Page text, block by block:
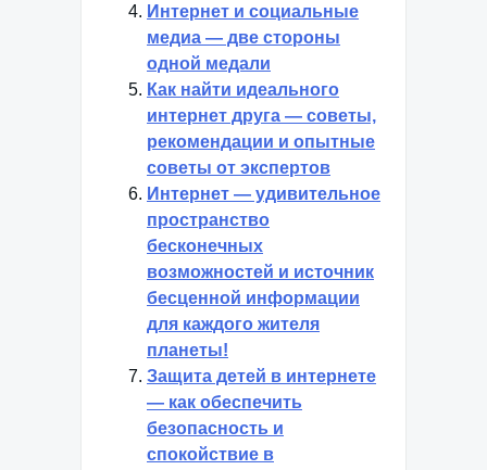
Интернет и социальные
медиа — две стороны
одной медали
Как найти идеального
интернет друга — советы,
рекомендации и опытные
советы от экспертов
Интернет — удивительное
пространство
бесконечных
возможностей и источник
бесценной информации
для каждого жителя
планеты!
Защита детей в интернете
— как обеспечить
безопасность и
спокойствие в